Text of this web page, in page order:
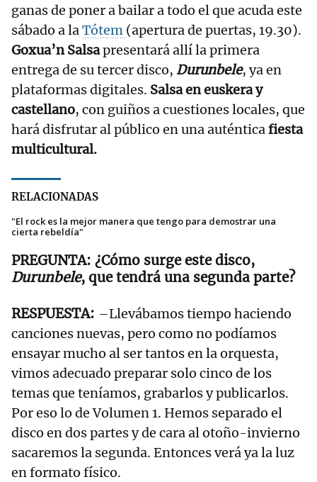
ganas de poner a bailar a todo el que acuda este
sábado a laTótem (apertura de puertas, 19.30).
Goxua’n Salsapresentará allí la primera
entrega de su tercer disco, Durunbele, ya en
plataformas digitales. Salsa en euskera y
castellano, con guiños a cuestiones locales, que
hará disfrutar al público en una auténticafiesta
multicultural.
RELACIONADAS
"El rock es la mejor manera que tengo para demostrar una
cierta rebeldía"
¿Cómo surge este disco,
Durunbele, que tendrá una segunda parte?
–Llevábamos tiempo haciendo
canciones nuevas, pero como no podíamos
ensayar mucho al ser tantos en la orquesta,
vimos adecuado preparar solo cinco de los
temas que teníamos, grabarlos y publicarlos.
Por eso lo de Volumen 1. Hemos separado el
disco en dos partes y de cara al otoño-invierno
sacaremos la segunda. Entonces verá ya la luz
en formato físico.